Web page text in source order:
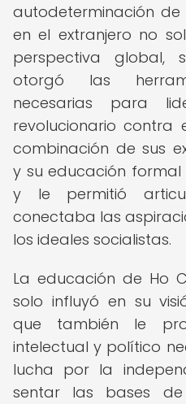
autodeterminación de
en el extranjero no
perspectiva global,
otorgó las
necesarias para
revolucionario contra
combinación de sus
y su educación formal
y le permitió
conectaba las
los ideales socialistas.
La educación de Ho
solo influyó en su
que también le
intelectual y político
lucha por la
sentar las bases